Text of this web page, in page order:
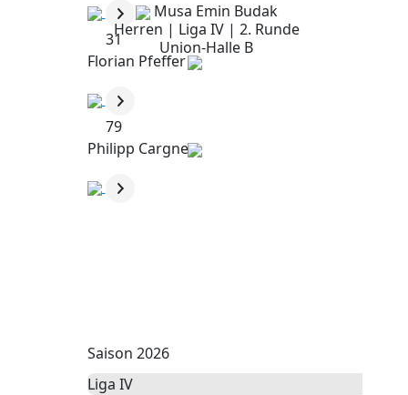
Musa Emin Budak
Herren | Liga IV | 2. Runde
Union-Halle B
31
Florian Pfeffer
79
Philipp Cargnel
Saison 2026
Liga IV